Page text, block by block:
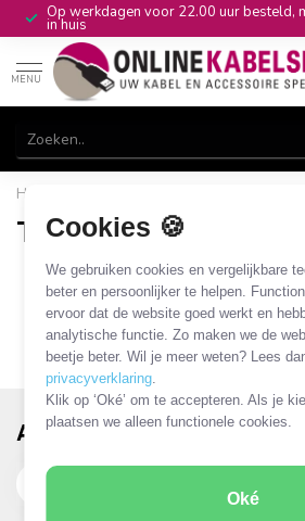
Cookies 🍪
We gebruiken cookies en vergelijkbare
beter en persoonlijker te helpen.
ervoor dat de website goed werkt en
analytische functie. Zo maken we de
beetje beter. Wil je meer weten? Lees
privacyverklaring.
Klik op ‘Oké’ om te accepteren. Als je
plaatsen we alleen functionele cookies.
Oké
uur besteld, morgen 10+jaar
MENU
Home
TomTom
0 PRODUCTEN
Abonneer je op onze